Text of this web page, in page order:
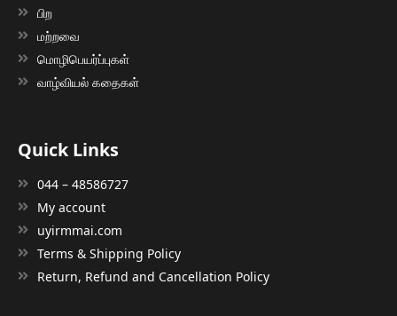
பிற
மற்றவை
மொழிபெயர்ப்புகள்
வாழ்வியல் கதைகள்
Quick Links
044 – 48586727
My account
uyirmmai.com
Terms & Shipping Policy
Return, Refund and Cancellation Policy